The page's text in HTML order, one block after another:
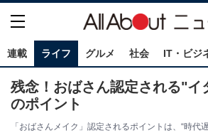
連載 ライフ グルメ 社会 IT・ビジ
残念！おばさん認定される"イ
のポイント
「おばさんメイク」認定されるポイントは、“時代